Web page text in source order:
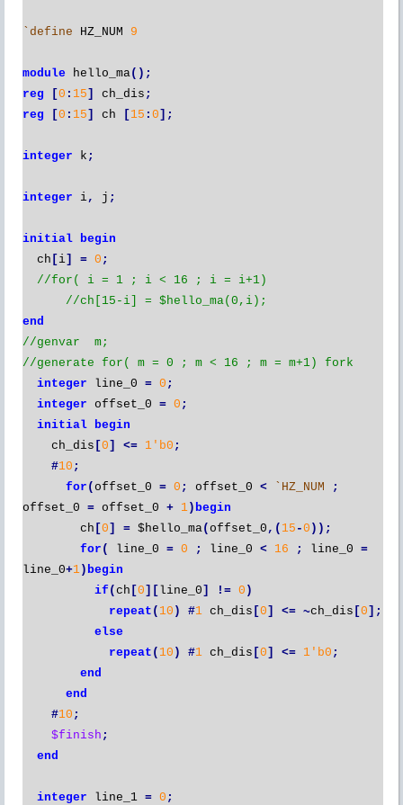
`define HZ_NUM 9
module hello_ma();
reg
[0 : 15 ] ch_dis ;
reg
[0 : 15 ] ch [ 15 : 0 ];
integer k ;
integer i, j ;
initial
begin
ch [ i] = 0 ;
//for( i = 1 ; i < 16 ; i = i+1)
//ch[15-i] = $hello_ma(0,i);
end
//genvar
m;
//generate for( m = 0 ; m < 16 ; m = m+1) fork
integer line_0 = 0 ;
integer offset_0 = 0 ;
initial
begin
ch_dis [0 ] <= 1'b0 ;
#10 ;
for ( offset_0 = 0 ; offset_0 < `HZ_NUM
;
offset_0 = offset_0 + 1) begin
ch [0 ] = $hello_ma( offset_0 ,( 15 -0 ));
for ( line_0 = 0 ; line_0 < 16 ; line_0 =
line_0+1) begin
if ( ch [0 ][ line_0 ] != 0 )
repeat ( 10 ) #1 ch_dis [0 ] <= ~ch_dis [0 ];
else
repeat ( 10 ) #1 ch_dis [0 ] <= 1'b0 ;
end
end
#10 ;
$finish ;
end
integer line_1 = 0 ;